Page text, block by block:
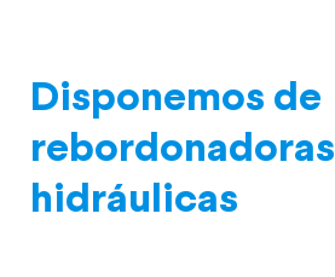
Disponemos de
rebordonadoras
hidráulicas